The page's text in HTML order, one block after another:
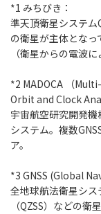
*1 みちびき：
準天頂衛星システ
の衛星が主体とな
（衛星からの電波
*2 MADOCA （
Orbit and Clock
宇宙航空研究開発
システム。複数
ア。
*3 GNSS (Global
全地球航法衛星シス
（QZSS）などの衛